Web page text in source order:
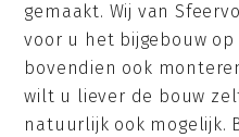
gemaakt. Wij van
voor u het bijgebouw
bovendien ook
wilt u liever de bouw
natuurlijk ook mogelijk.